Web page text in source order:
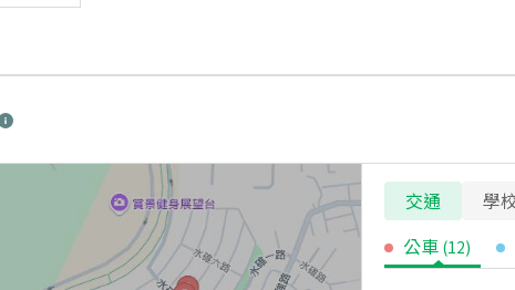
交通 學
公車 (12)